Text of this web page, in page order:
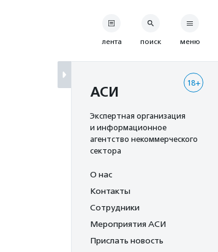
лента поиск меню
18+
АСИ
Экспертная организация
и информационное
агентство некоммерческого
сектора
О нас
Контакты
Сотрудники
Мероприятия АСИ
Прислать новость